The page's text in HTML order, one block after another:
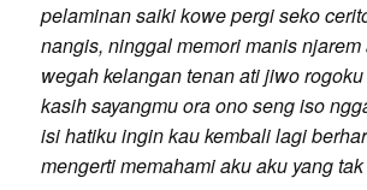
pelaminan saiki kowe pergi seko
nangis, ninggal memori manis njarem
wegah kelangan tenan ati jiwo
kasih sayangmu ora ono seng iso
isi hatiku ingin kau kembali lagi
mengerti memahami aku aku yang